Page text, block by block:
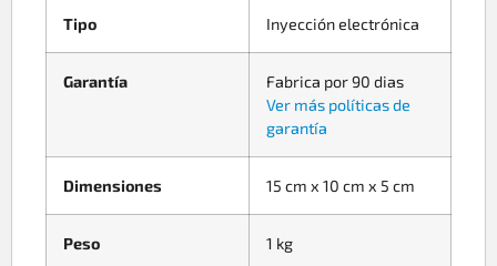
Tipo Inyección electrónica
Garantía
Fabrica por 90 dias
Ver más políticas de
garantía
Dimensiones 15 cm x 10 cm x 5 cm
Peso 1 kg